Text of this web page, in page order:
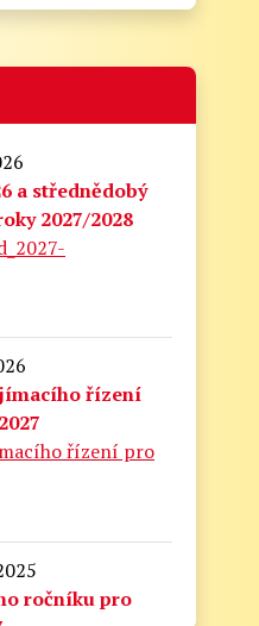
a střednědobý
2027/2028
řízení
řízení pro
ročníku pro